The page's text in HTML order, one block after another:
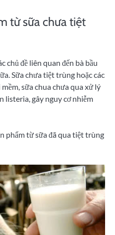
từ sữa chưa tiệt
chủ đề liên quan đến bà bầu
Sữa chưa tiệt trùng hoặc các
sữa chua chưa qua xử lý
listeria, gây nguy cơ nhiễm
phẩm từ sữa đã qua tiệt trùng